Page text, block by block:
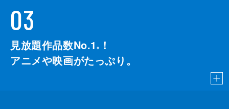
03
見放題作品数No.1 ※
！
アニメや映画がたっぷり。